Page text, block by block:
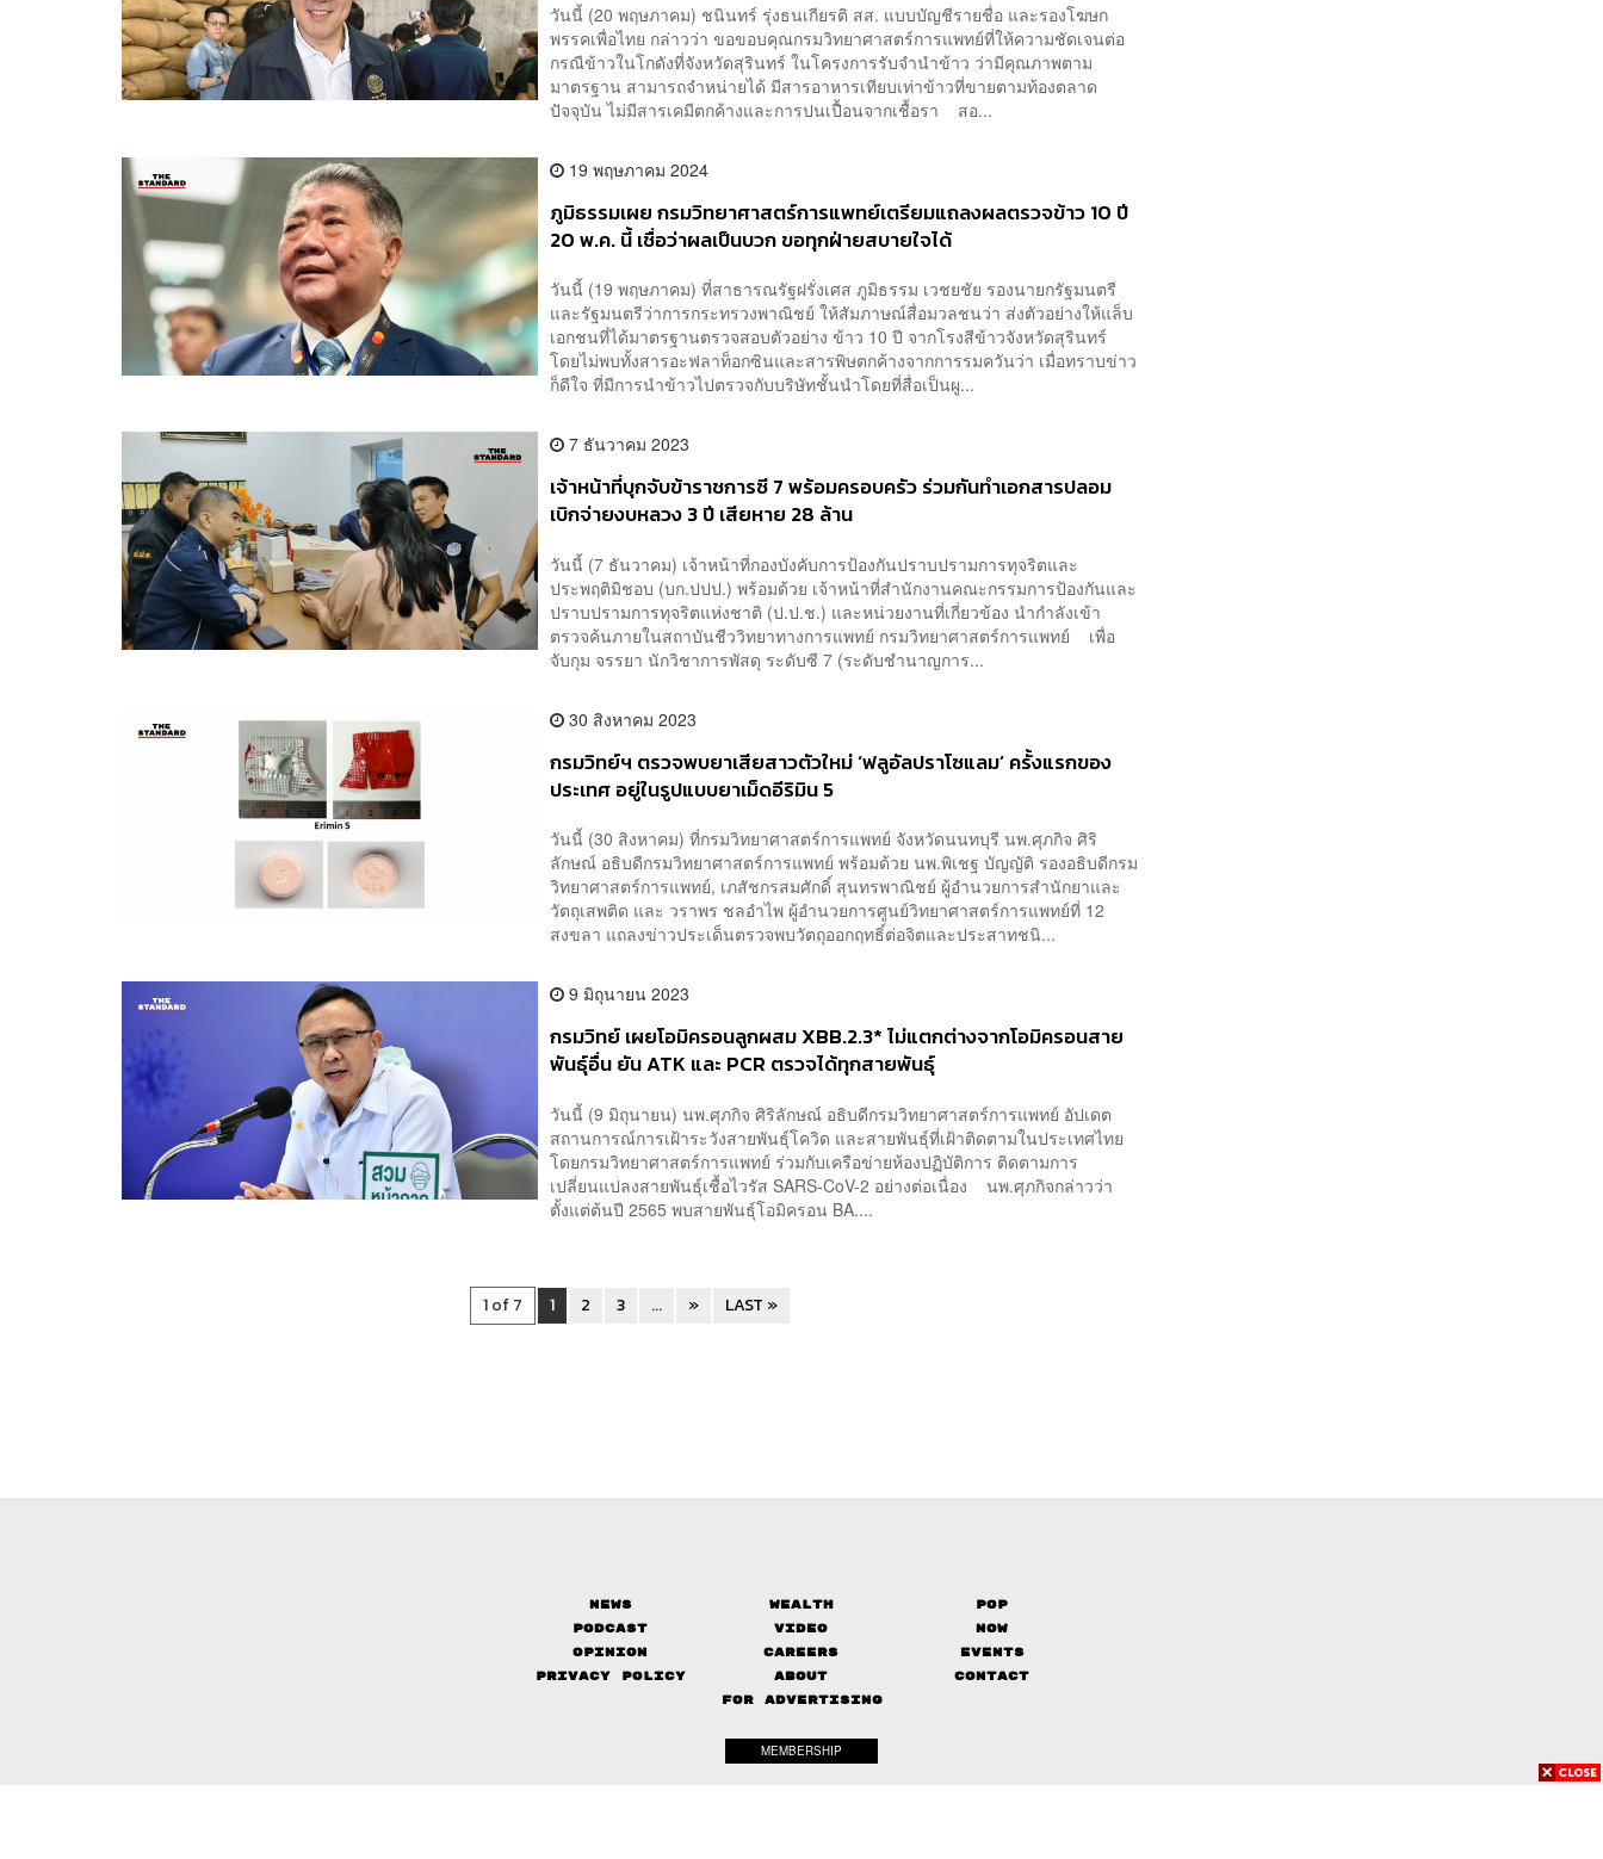
วันนี้ (20 พฤษภาคม) ชนินทร์ รุ่งธนเกียรติ สส. แบบบัญชีรายชื่อ และรองโฆษก
พรรคเพื่อไทย กล่าวว่า ขอขอบคุณกรมวิทยาศาสตร์การแพทย์ที่ให้ความชัดเจนต่อ
กรณีข้าวในโกดังที่จังหวัดสุรินทร์ ในโครงการรับจำนำข้าว ว่ามีคุณภาพตาม
มาตรฐาน สามารถจำหน่ายได้ มีสารอาหารเทียบเท่าข้าวที่ขายตามท้องตลาด
ปัจจุบัน ไม่มีสารเคมีตกค้างและการปนเปื้อนจากเชื้อรา สอ...
19 พฤษภาคม 2024
ภูมิธรรมเผย กรมวิทยาศาสตร์การแพทย์เตรียมแถลงผลตรวจข้าว 10 ปี
20 พ.ค. นี้ เชื่อว่าผลเป็นบวก ขอทุกฝ่ายสบายใจได้
วันนี้ (19 พฤษภาคม) ที่สาธารณรัฐฝรั่งเศส ภูมิธรรม เวชยชัย รองนายกรัฐมนตรี
และรัฐมนตรีว่าการกระทรวงพาณิชย์ ให้สัมภาษณ์สื่อมวลชนว่า ส่งตัวอย่างให้แล็บ
เอกชนที่ได้มาตรฐานตรวจสอบตัวอย่าง ข้าว 10 ปี จากโรงสีข้าวจังหวัดสุรินทร์
โดยไม่พบทั้งสารอะฟลาท็อกซินและสารพิษตกค้างจากการรมควันว่า เมื่อทราบข่าว
ก็ดีใจ ที่มีการนำข้าวไปตรวจกับบริษัทชั้นนำโดยที่สื่อเป็นผู...
7 ธันวาคม 2023
เจ้าหน้าที่บุกจับข้าราชการซี 7 พร้อมครอบครัว ร่วมกันทำเอกสารปลอม
เบิกจ่ายงบหลวง 3 ปี เสียหาย 28 ล้าน
วันนี้ (7 ธันวาคม) เจ้าหน้าที่กองบังคับการป้องกันปราบปรามการทุจริตและ
ประพฤติมิชอบ (บก.ปปป.) พร้อมด้วย เจ้าหน้าที่สำนักงานคณะกรรมการป้องกันและ
ปราบปรามการทุจริตแห่งชาติ (ป.ป.ช.) และหน่วยงานที่เกี่ยวข้อง นำกำลังเข้า
ตรวจค้นภายในสถาบันชีววิทยาทางการแพทย์ กรมวิทยาศาสตร์การแพทย์ เพื่อ
จับกุม จรรยา นักวิชาการพัสดุ ระดับซี 7 (ระดับชำนาญการ...
30 สิงหาคม 2023
กรมวิทย์ฯ ตรวจพบยาเสียสาวตัวใหม่ ‘ฟลูอัลปราโซแลม’ ครั้งแรกของ
ประเทศ อยู่ในรูปแบบยาเม็ดอีริมิน 5
วันนี้ (30 สิงหาคม) ที่กรมวิทยาศาสตร์การแพทย์ จังหวัดนนทบุรี นพ.ศุภกิจ ศิริ
ลักษณ์ อธิบดีกรมวิทยาศาสตร์การแพทย์ พร้อมด้วย นพ.พิเชฐ บัญญัติ รองอธิบดีกรม
วิทยาศาสตร์การแพทย์, เภสัชกรสมศักดิ์ สุนทรพาณิชย์ ผู้อำนวยการสำนักยาและ
วัตถุเสพติด และ วราพร ชลอำไพ ผู้อำนวยการศูนย์วิทยาศาสตร์การแพทย์ที่ 12
สงขลา แถลงข่าวประเด็นตรวจพบวัตถุออกฤทธิ์ต่อจิตและประสาทชนิ...
9 มิถุนายน 2023
กรมวิทย์ เผยโอมิครอนลูกผสม XBB.2.3* ไม่แตกต่างจากโอมิครอนสาย
พันธุ์อื่น ยัน ATK และ PCR ตรวจได้ทุกสายพันธุ์
วันนี้ (9 มิถุนายน) นพ.ศุภกิจ ศิริลักษณ์ อธิบดีกรมวิทยาศาสตร์การแพทย์ อัปเดต
สถานการณ์การเฝ้าระวังสายพันธุ์โควิด และสายพันธุ์ที่เฝ้าติดตามในประเทศไทย
โดยกรมวิทยาศาสตร์การแพทย์ ร่วมกับเครือข่ายห้องปฏิบัติการ ติดตามการ
เปลี่ยนแปลงสายพันธุ์เชื้อไวรัส SARS-CoV-2 อย่างต่อเนื่อง นพ.ศุภกิจกล่าวว่า
ตั้งแต่ต้นปี 2565 พบสายพันธุ์โอมิครอน BA....
1 of 7 1 2 3 ... » LAST »
News Wealth
Pop
Podcast
Video
Now
Opinion
Careers
Events
Privacy Policy
About
Contact
FOR ADVERTISING
MEMBERSHIP